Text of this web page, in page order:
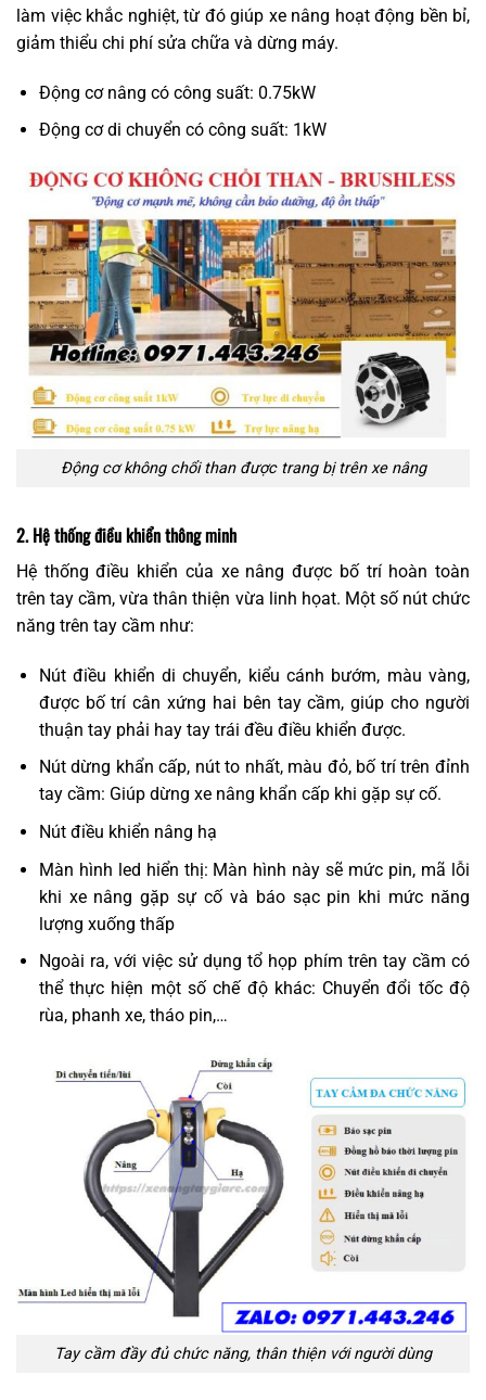
làm việc khắc nghiệt, từ đó giúp xe nâng hoạt động bền bỉ,
giảm thiểu chi phí sửa chữa và dừng máy.
Động cơ nâng có công suất: 0.75kW
Động cơ di chuyển có công suất: 1kW
Động cơ không chổi than được trang bị trên xe nâng
2. Hệ thống điều khiển thông minh
Hệ thống điều khiển của xe nâng được bố trí hoàn toàn
trên tay cầm, vừa thân thiện vừa linh họat. Một số nút chức
năng trên tay cầm như:
Nút điều khiển di chuyển, kiểu cánh bướm, màu vàng,
được bố trí cân xứng hai bên tay cầm, giúp cho người
thuận tay phải hay tay trái đều điều khiển được.
Nút dừng khẩn cấp, nút to nhất, màu đỏ, bố trí trên đỉnh
tay cầm: Giúp dừng xe nâng khẩn cấp khi gặp sự cố.
Nút điều khiển nâng hạ
Màn hình led hiển thị: Màn hình này sẽ mức pin, mã lỗi
khi xe nâng gặp sự cố và báo sạc pin khi mức năng
lượng xuống thấp
Ngoài ra, với việc sử dụng tổ họp phím trên tay cầm có
thể thực hiện một số chế độ khác: Chuyển đổi tốc độ
rùa, phanh xe, tháo pin,…
Tay cầm đầy đủ chức năng, thân thiện với người dùng